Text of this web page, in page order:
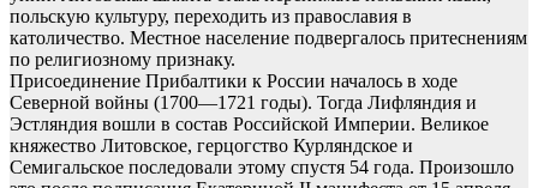
польскую культуру, переходить из православия в
католичество. Местное население подвергалось притеснениям
по религиозному признаку.
Присоединение Прибалтики к России началось в ходе
Северной войны (1700—1721 годы). Тогда Лифляндия и
Эстляндия вошли в состав Российской Империи. Великое
княжество Литовское, герцогство Курляндское и
Семигальское последовали этому спустя 54 года. Произошло